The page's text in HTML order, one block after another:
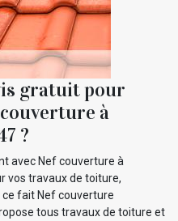
gratuit pour
à
?
avec Nef couverture à
vos travaux de toiture,
ce fait Nef couverture
tous travaux de toiture et